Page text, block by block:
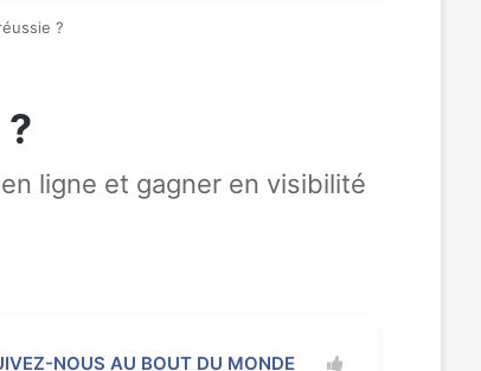
?
ligne et gagner en visibilité
NOUS AU BOUT DU MONDE